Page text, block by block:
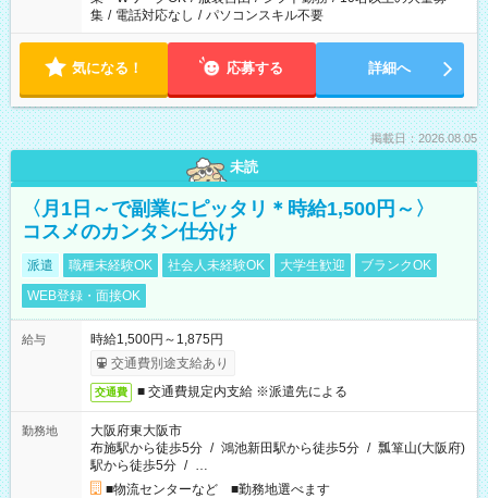
集 / 電話対応なし / パソコンスキル不要
気になる！ 応募する 詳細へ
掲載日：2026.08.05
未読
〈月1日～で副業にピッタリ＊時給1,500円～〉
コスメのカンタン仕分け
派遣 職種未経験OK 社会人未経験OK 大学生歓迎
ブランクOK
WEB登録・面接OK
給与
時給1,500円～1,875円
交通費別途支給あり
交通費 ■ 交通費規定内支給 ※派遣先による
勤務地
大阪府東大阪市
布施駅から徒歩5分 / 鴻池新田駅から徒歩5分 / 瓢箪山(大阪府)
駅から徒歩5分 / …
■物流センターなど ■勤務地選べます